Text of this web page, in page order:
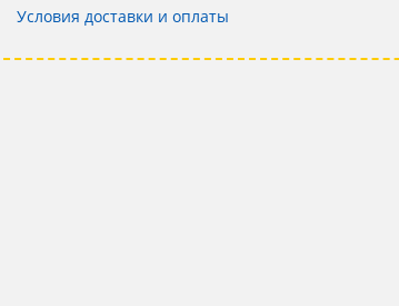
Условия доставки и оплаты